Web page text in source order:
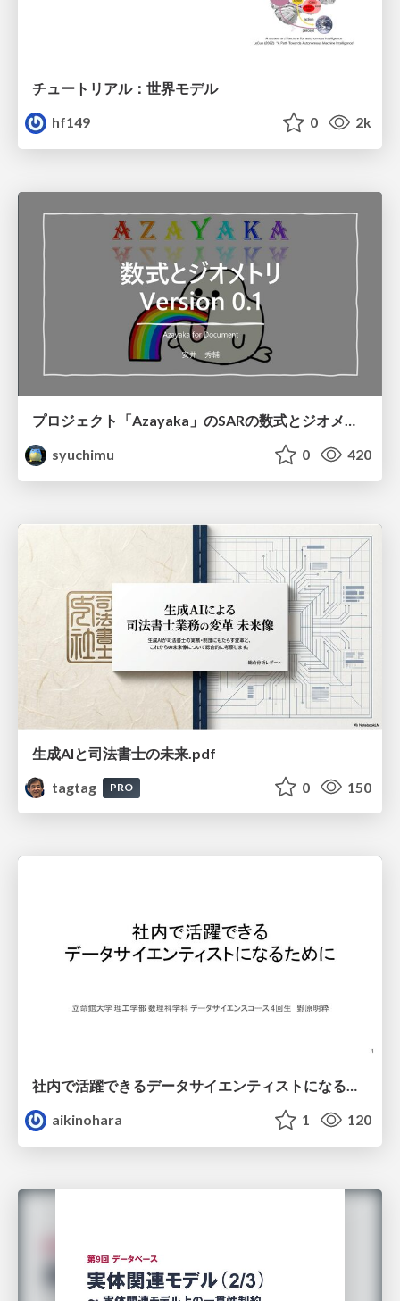
チュートリアル：世界モデル
hf149
0 2k
プロジェクト「Azayaka」のSARの数式とジオメトリ
syuchimu
0 420
生成AIと司法書士の未来.pdf
tagtag
PRO 0 150
社内で活躍できるデータサイエンティストになるために
aikinohara
1 120